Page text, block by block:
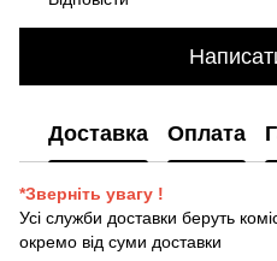
Доставка Оплата
*Зверніть увагу !
Усі служби доставки беруть
окремо від суми доставки